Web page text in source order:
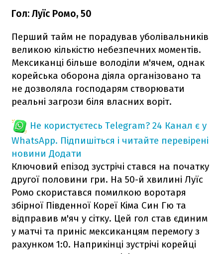
Гол: Луїс Ромо, 50
Перший тайм не порадував уболівальників
великою кількістю небезпечних моментів.
Мексиканці більше володіли м'ячем, однак
корейська оборона діяла організовано та
не дозволяла господарям створювати
реальні загрози біля власних воріт.
Не користуєтесь Telegram? 24 Канал є у
WhatsApp. Підпишіться і читайте перевірені
новини Додати
Ключовий епізод зустрічі стався на початку
другої половини гри. На 50-й хвилині Луїс
Ромо скористався помилкою воротаря
збірної Південної Кореї Кіма Син Гю та
відправив м'яч у сітку. Цей гол став єдиним
у матчі та приніс мексиканцям перемогу з
рахунком 1:0. Наприкінці зустрічі корейці